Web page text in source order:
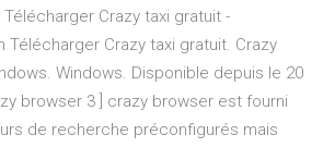
Crazy taxi gratuit -
Télécharger Crazy taxi gratuit. Crazy
Windows. Disponible depuis le 20
browser 3 ] crazy browser est fourni
de recherche préconfigurés mais